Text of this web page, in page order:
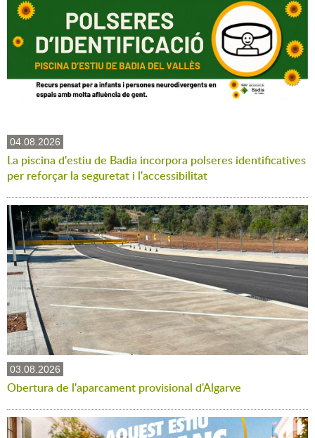
04.08.2026
La piscina d'estiu de Badia incorpora polseres identificatives
per reforçar la seguretat i l'accessibilitat
03.08.2026
Obertura de l'aparcament provisional d'Algarve